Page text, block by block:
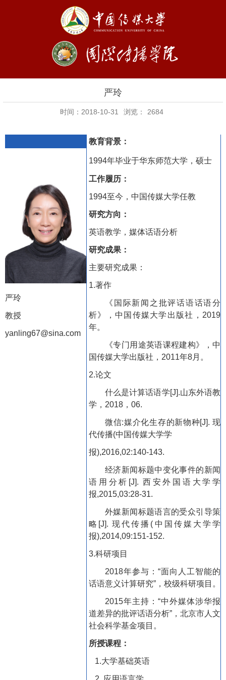
严玲
时间：2018-10-31 浏览： 2684
严玲
教授
yanling67@sina.com
教育背景：
1994年毕业于华东师范大学，硕士
工作履历：
1994至今，中国传媒大学任教
研究方向：
英语教学，媒体话语分析
研究成果：
主要研究成果：
1.著作
《国际新闻之批评话语话语分
析》，中国传媒大学出版社， 2019
年。
《专门用途英语课程建构》，中
国传媒大学出版社， 2011年8月。
2.论文
什么是计算话语学[J].山东外语教
学， 2018 ， 06.
微信:媒介化生存的新物种[J].现
代传播(中国传媒大学学
报),2016,02:140-143.
经济新闻标题中变化事件的新闻
语用分析 [J]. 西安外国语大学学
报,2015,03:28-31.
外媒新闻标题语言的受众引导策
略 [J].现代传播 ( 中国传媒大学学
报),2014,09:151-152.
3.科研项目
2018年参与：“面向人工智能的
话语意义计算研究”，校级科研项目。
2015年主持： “中外媒体涉华报
道差异的批评话语分析” ，北京市人文
社会科学基金项目。
所授课程：
1.大学基础英语